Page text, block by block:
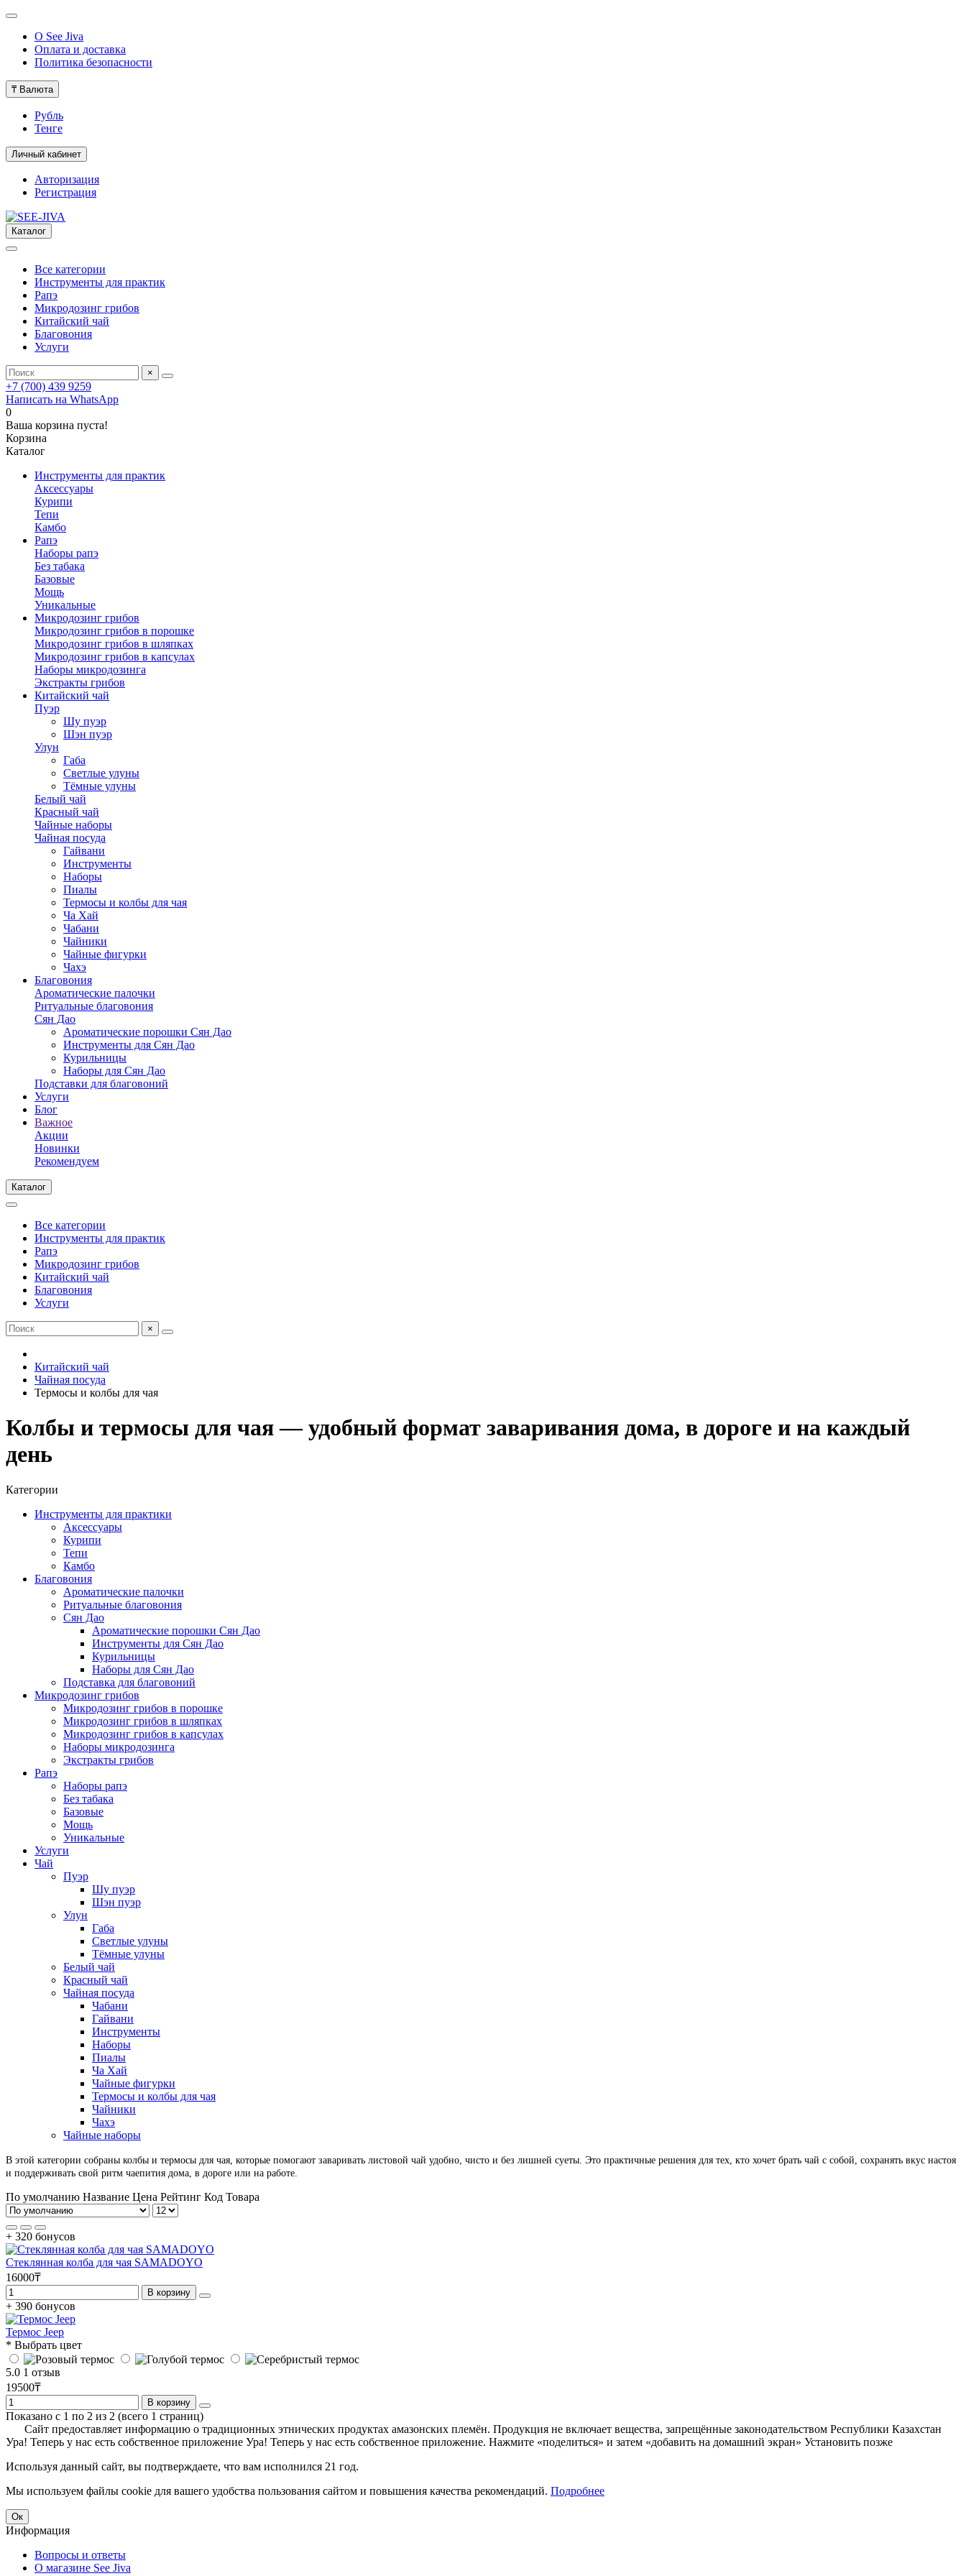
О See Jiva
Оплата и доставка
Политика безопасности
₸ Валюта
Рубль
Тенге
Личный кабинет
Авторизация
Регистрация
Каталог
Все категории
Инструменты для практик
Рапэ
Микродозинг грибов
Китайский чай
Благовония
Услуги
×
+7 (700) 439 9259
Написать на WhatsApp
0
Ваша корзина пуста!
Корзина
Каталог
Инструменты для практик
Аксессуары
Курипи
Тепи
Камбо
Рапэ
Наборы рапэ
Без табака
Базовые
Мощь
Уникальные
Микродозинг грибов
Микродозинг грибов в порошке
Микродозинг грибов в шляпках
Микродозинг грибов в капсулах
Наборы микродозинга
Экстракты грибов
Китайский чай
Пуэр
Шу пуэр
Шэн пуэр
Улун
Габа
Светлые улуны
Тёмные улуны
Белый чай
Красный чай
Чайные наборы
Чайная посуда
Гайвани
Инструменты
Наборы
Пиалы
Термосы и колбы для чая
Ча Хай
Чабани
Чайники
Чайные фигурки
Чахэ
Благовония
Ароматические палочки
Ритуальные благовония
Сян Дао
Ароматические порошки Сян Дао
Инструменты для Сян Дао
Курильницы
Наборы для Сян Дао
Подставки для благовоний
Услуги
Блог
Важное
Акции
Новинки
Рекомендуем
Каталог
Все категории
Инструменты для практик
Рапэ
Микродозинг грибов
Китайский чай
Благовония
Услуги
×
Китайский чай
Чайная посуда
Термосы и колбы для чая
Колбы и термосы для чая — удобный формат заваривания дома, в дороге и на каждый
день
Категории
Инструменты для практики
Аксессуары
Курипи
Тепи
Камбо
Благовония
Ароматические палочки
Ритуальные благовония
Сян Дао
Ароматические порошки Сян Дао
Инструменты для Сян Дао
Курильницы
Наборы для Сян Дао
Подставка для благовоний
Микродозинг грибов
Микродозинг грибов в порошке
Микродозинг грибов в шляпках
Микродозинг грибов в капсулах
Наборы микродозинга
Экстракты грибов
Рапэ
Наборы рапэ
Без табака
Базовые
Мощь
Уникальные
Услуги
Чай
Пуэр
Шу пуэр
Шэн пуэр
Улун
Габа
Светлые улуны
Тёмные улуны
Белый чай
Красный чай
Чайная посуда
Чабани
Гайвани
Инструменты
Наборы
Пиалы
Ча Хай
Чайные фигурки
Термосы и колбы для чая
Чайники
Чахэ
Чайные наборы
В этой категории собраны колбы и термосы для чая, которые помогают заваривать листовой чай удобно, чисто и без лишней суеты. Это практичные решения для тех, кто хочет брать чай с собой, сохранять вкус настоя
и поддерживать свой ритм чаепития дома, в дороге или на работе.
По умолчанию Название Цена Рейтинг Код Товара
+ 320 бонусов
Стеклянная колба для чая SAMADOYO
16000₸
В корзину
+ 390 бонусов
Термос Jeep
* Выбрать цвет
5.0 1 отзыв
19500₸
В корзину
Показано с 1 по 2 из 2 (всего 1 страниц)
Сайт предоставляет информацию о традиционных этнических продуктах амазонских племён. Продукция не включает вещества, запрещённые законодательством Республики Казахстан
Ура! Теперь у нас есть собственное приложение Ура! Теперь у нас есть собственное приложение. Нажмите «поделиться» и затем «добавить на домашний экран» Установить позже
Используя данный сайт, вы подтверждаете, что вам исполнился 21 год.
Мы используем файлы cookie для вашего удобства пользования сайтом и повышения качества рекомендаций. Подробнее
Ок
Информация
Вопросы и ответы
О магазине See Jiva